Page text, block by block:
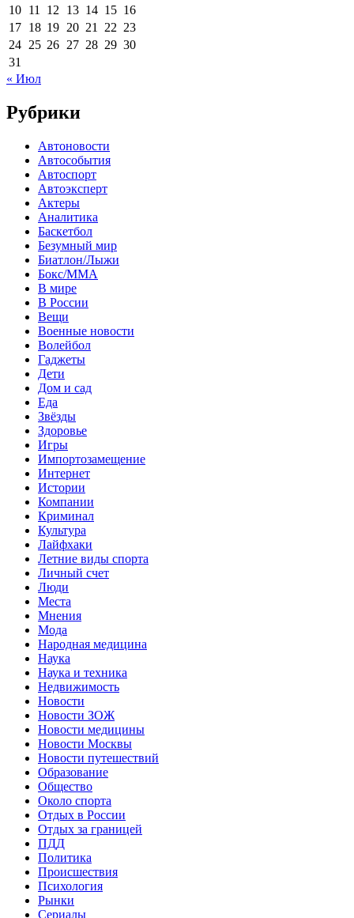
10 11 12 13 14 15 16
17 18 19 20 21 22 23
24 25 26 27 28 29 30
31
« Июл
Рубрики
Автоновости
Автособытия
Автоспорт
Автоэксперт
Актеры
Аналитика
Баскетбол
Безумный мир
Биатлон/Лыжи
Бокс/MMA
В мире
В России
Вещи
Военные новости
Волейбол
Гаджеты
Дети
Дом и сад
Еда
Звёзды
Здоровье
Игры
Импортозамещение
Интернет
Истории
Компании
Криминал
Культура
Лайфхаки
Летние виды спорта
Личный счет
Люди
Места
Мнения
Мода
Народная медицина
Наука
Наука и техника
Недвижимость
Новости
Новости ЗОЖ
Новости медицины
Новости Москвы
Новости путешествий
Образование
Общество
Около спорта
Отдых в России
Отдых за границей
ПДД
Политика
Происшествия
Психология
Рынки
Сериалы